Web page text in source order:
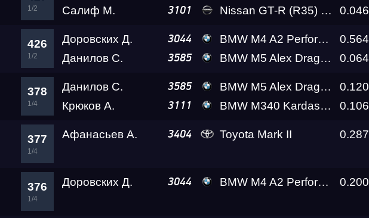
1/2
Салиф М.
3101 Nissan GT-R (R35) Real Performance R1000+ 0.046
426
1/2
Доровских Д. 3044 BMW M4 A2 Performance 0.564
Данилов С.
3585 BMW M5 Alex Drag Team 0.064
378
1/4
Данилов С. 3585 BMW M5 Alex Drag Team 0.120
Крюков А.
3111 BMW M340 Kardashian Real Performance 0.106
377
1/4
Афанасьев А. 3404 Toyota Mark II 0.287
376
1/4
Доровских Д. 3044 BMW M4 A2 Performance 0.200